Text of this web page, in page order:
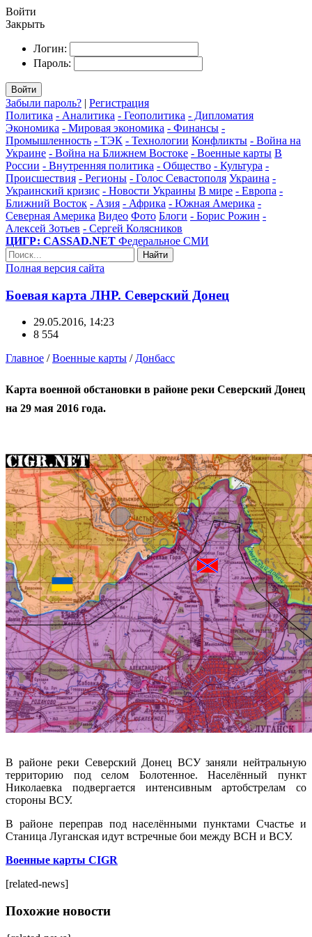
Войти
Закрыть
Логин:
Пароль:
Войти
Забыли пароль? | Регистрация
Политика - Аналитика - Геополитика - Дипломатия
Экономика - Мировая экономика - Финансы -
Промышленность - ТЭК - Технологии Конфликты - Война на
Украине - Война на Ближнем Востоке - Военные карты В
России - Внутренняя политика - Общество - Культура -
Происшествия - Регионы - Голос Севастополя Украина -
Украинский кризис - Новости Украины В мире - Европа -
Ближний Восток - Азия - Африка - Южная Америка -
Северная Америка Видео Фото Блоги - Борис Рожин -
Алексей Зотьев - Сергей Колясников
ЦИГР: CASSAD.NET Федеральное СМИ
Найти
Полная версия сайта
Боевая карта ЛНР. Северский Донец
29.05.2016, 14:23
8 554
Главное /Военные карты /Донбасс
Карта военной обстановки в районе реки Северский Донец
на 29 мая 2016 года.
В районе реки Северский Донец ВСУ заняли нейтральную
территорию под селом Болотенное. Населённый пункт
Николаевка подвергается интенсивным артобстрелам со
стороны ВСУ.
В районе переправ под населёнными пунктами Счастье и
Станица Луганская идут встречные бои между ВСН и ВСУ.
Военные карты CIGR
[related-news]
Похожие новости